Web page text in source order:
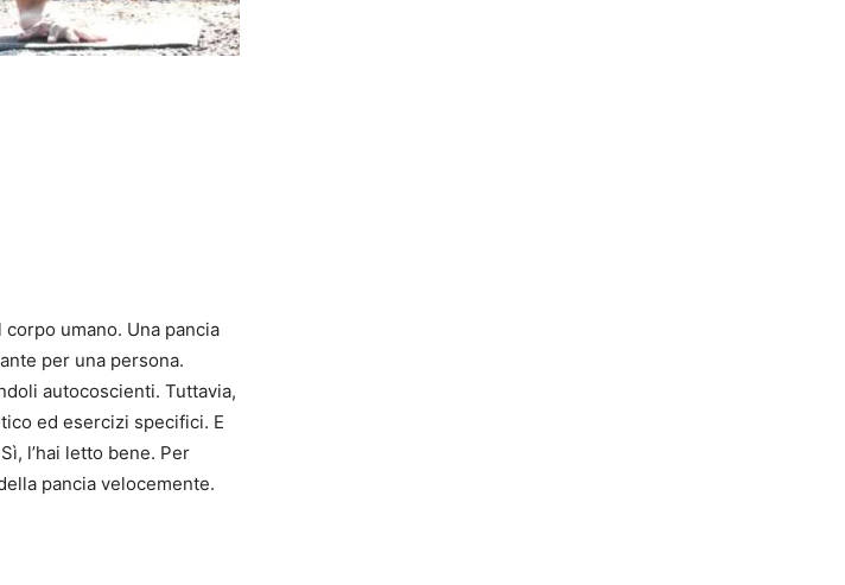
umano. Una pancia
per una persona.
autocoscienti. Tuttavia,
ed esercizi specifici. E
l’hai letto bene. Per
pancia velocemente.